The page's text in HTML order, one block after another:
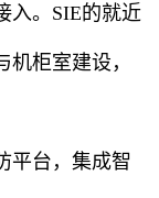
入。SIE的就近
柜室建设，
平台，集成智